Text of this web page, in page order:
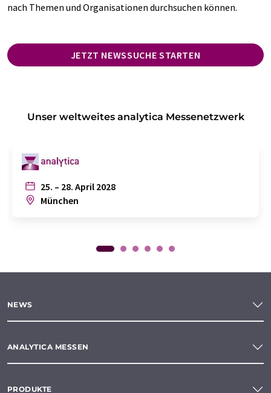
nach Themen und Organisationen durchsuchen können.
JETZT NEWSSUCHE STARTEN
Unser weltweites analytica Messenetzwerk
25. – 28. April 2028
München
NEWS
ANALYTICA MESSEN
PRODUKTE